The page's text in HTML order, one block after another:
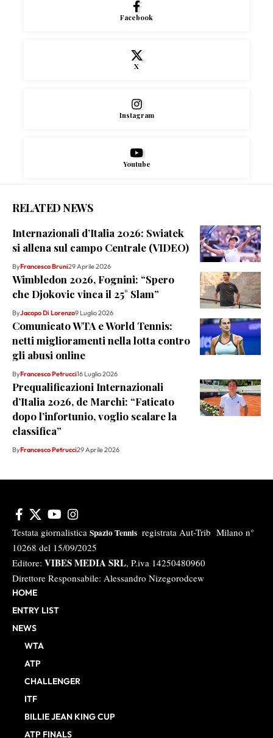
Facebook
X
Instagram
Youtube
RELATED NEWS
Internazionali d’Italia 2026: Swiatek
si allena sul campo Centrale (VIDEO)
ByFrancesco Bruni29 Aprile 2026
Wimbledon 2026, Fognini: “Spero
che Djokovic vinca il 25° Slam”
ByJacopo Di Lorenzo9 Luglio 2026
Comunicato WTA e World Tennis:
netti miglioramenti nella lotta contro
gli abusi online
ByFrancesco Petrucci16 Luglio 2026
Prequalificazioni Internazionali
d’Italia 2026, de Marchi: “Faticato
dopo l’infortunio, voglio scalare la
classifica”
ByFrancesco Petrucci29 Aprile 2026
Testata giornalistica Spazio Tennis registrata Aut-Trib Milano n°
10268 del 15/09/2025
Editore: VIBES MEDIA SRL, P.iva 14250480960
Direttore Responsabile: Alessandro Nizegorodcew
HOME
ENTRY LIST
NEWS
WTA
ATP
CHALLENGER
ITF
BILLIE JEAN KING CUP
ATP FINALS